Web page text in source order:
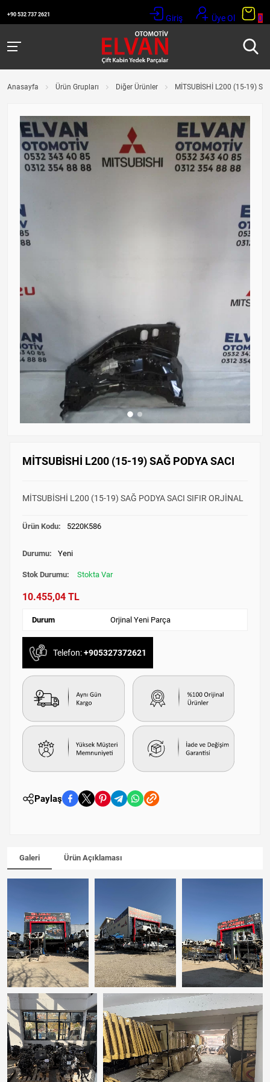
+90 532 737 2621 Giriş Üye Ol 0
Anasayfa Ürün Grupları Diğer Ürünler MİTSUBİSHİ L200 (15-19)
MİTSUBİSHİ L200 (15-19) SAĞ PODYA SACI
MİTSUBİSHİ L200 (15-19) SAĞ PODYA SACI SIFIR ORJİNAL
Ürün Kodu: 5220K586
Durumu: Yeni
Stok Durumu: Stokta Var
10.455,04 TL
Durum Orjinal Yeni Parça
Telefon:+905327372621
Paylaş
Galeri Ürün Açıklaması